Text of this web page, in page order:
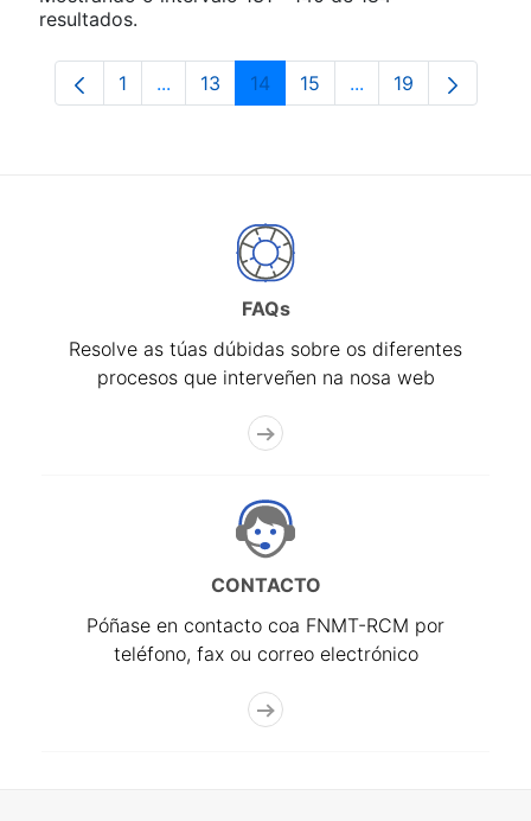
resultados.
Páxina
1 ...Páxinas intermedias Use pestaña para
Páxina
13 Páxina
14 Páxina
15 ...PáxinasPáxina
19
FAQs
Resolve as túas dúbidas sobre os diferentes
procesos que interveñen na nosa web
CONTACTO
Póñase en contacto coa FNMT-RCM por
teléfono, fax ou correo electrónico